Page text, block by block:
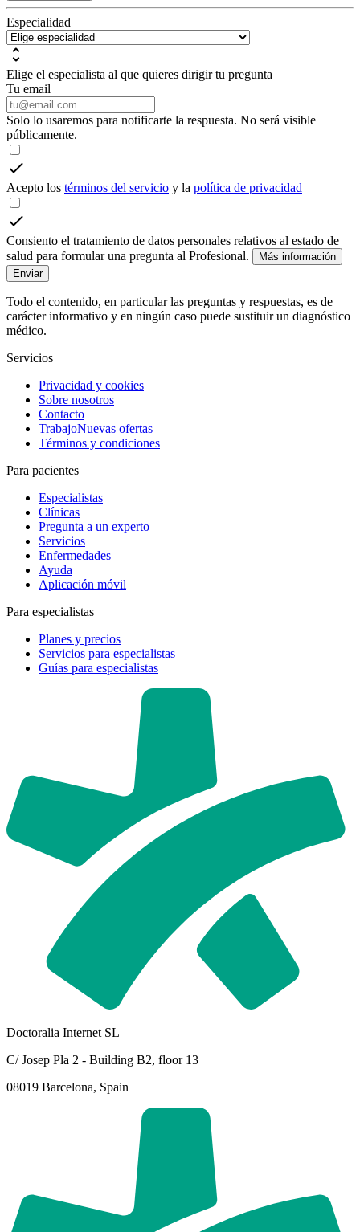
Especialidad
Elige el especialista al que quieres dirigir tu pregunta
Tu email
Solo lo usaremos para notificarte la respuesta. No será visible
públicamente.
Acepto los términos del servicio y la política de privacidad
Consiento el tratamiento de datos personales relativos al estado de
salud para formular una pregunta al Profesional.
Más información
Enviar
Todo el contenido, en particular las preguntas y respuestas, es de
carácter informativo y en ningún caso puede sustituir un diagnóstico
médico.
Servicios
Privacidad y cookies
Sobre nosotros
Contacto
TrabajoNuevas ofertas
Términos y condiciones
Para pacientes
Especialistas
Clínicas
Pregunta a un experto
Servicios
Enfermedades
Ayuda
Aplicación móvil
Para especialistas
Planes y precios
Servicios para especialistas
Guías para especialistas
Doctoralia Internet SL
C/ Josep Pla 2 - Building B2, floor 13
08019 Barcelona, Spain